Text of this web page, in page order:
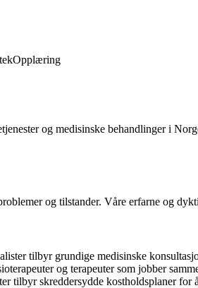
Opplæring
og medisinske behandlinger i
og tilstander. Våre erfarne og
tilbyr grundige medisinske
og terapeuter som jobber
tilbyr skreddersydde kostholdsplaner for